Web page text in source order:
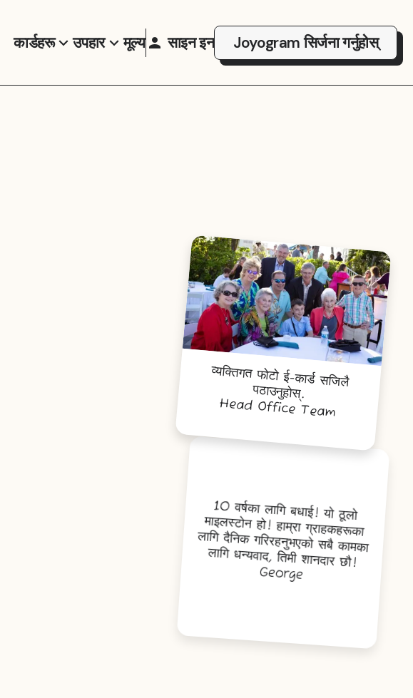
कार्डहरू उपहार मूल्य साइन इन Joyogram सिर्जना गर्नुहोस्
व्यक्ति
गत फोटो ई-कार्ड सजिलै
पठाउनुहोस्.
Head Office Team
10 वर्षका लागि बधाई! यो ठूलो
माइलस्टोन हो! हाम्रा ग्राहकहरूका
लागि दैनिक गरिरहनुभएको सबै कामका
लागि धन्यवाद, तिमी शानदार छौ!
George